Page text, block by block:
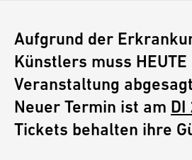
Aufgrund der
Künstlers muss HEUTE
Veranstaltung
Neuer Termin ist am DI
Tickets behalten ihre